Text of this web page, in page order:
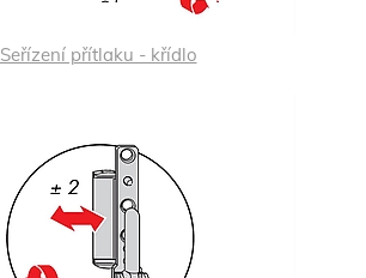
Seřízení přítlaku - křídlo